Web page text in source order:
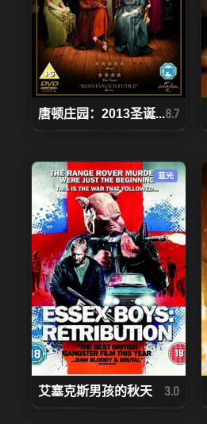
唐顿庄园：2013圣诞...8.7
蓝光
艾塞克斯男孩的秋天 3.0